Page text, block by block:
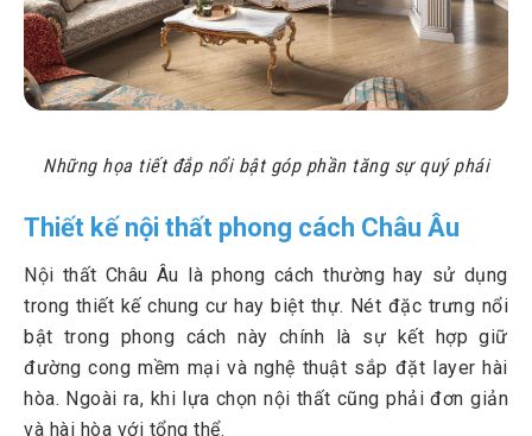
Những họa tiết đắp nổi bật góp phần tăng sự quý phái
Thiết kế nội thất phong cách Châu Âu
Nội thất Châu Âu là phong cách thường hay sử dụng
trong thiết kế chung cư hay biệt thự. Nét đặc trưng nổi
bật trong phong cách này chính là sự kết hợp giữ
đường cong mềm mại và nghệ thuật sắp đặt layer hài
hòa. Ngoài ra, khi lựa chọn nội thất cũng phải đơn giản
và hài hòa với tổng thể.